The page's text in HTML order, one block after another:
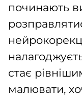
починають
стає
малювати,